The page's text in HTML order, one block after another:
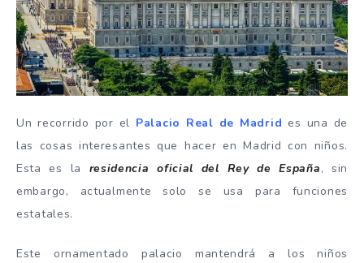
Un recorrido por el Palacio Real de Madrid es una de
las cosas interesantes que hacer en Madrid con niños.
Esta es la residencia oficial del Rey de España, sin
embargo, actualmente solo se usa para funciones
estatales.
Este ornamentado palacio mantendrá a los niños